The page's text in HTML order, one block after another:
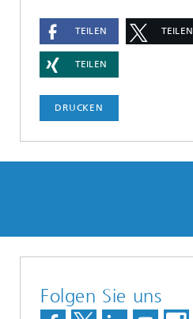
TEILEN TEILEN
TEILEN
DRUCKEN
Folgen Sie uns